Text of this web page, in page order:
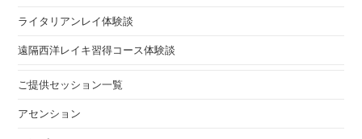
ライタリアンレイ体験談
遠隔西洋レイキ習得コース体験談
ご提供セッション一覧
アセンション